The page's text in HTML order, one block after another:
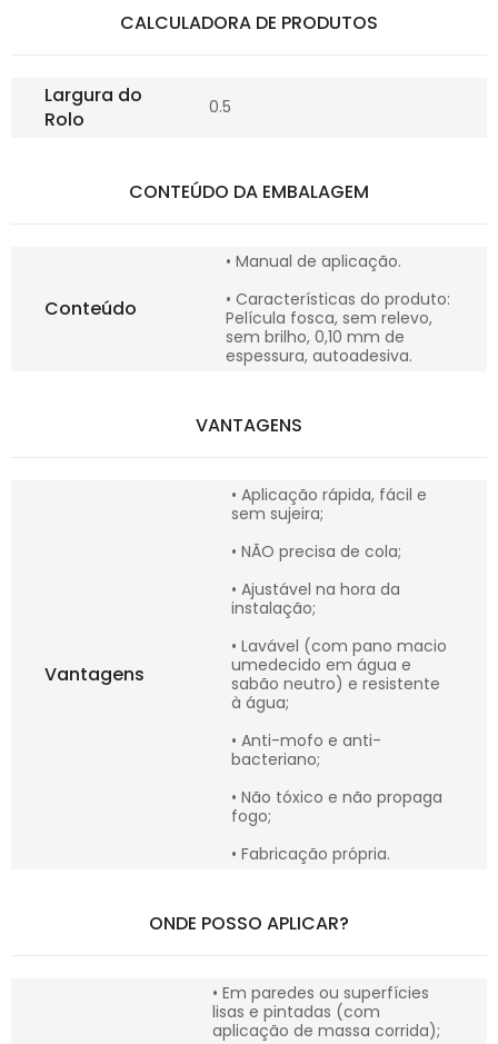
CALCULADORA DE PRODUTOS
Largura do
Rolo
0.5
CONTEÚDO DA EMBALAGEM
Conteúdo
• Manual de aplicação.
• Características do produto:
Película fosca, sem relevo,
sem brilho, 0,10 mm de
espessura, autoadesiva.
VANTAGENS
Vantagens
• Aplicação rápida, fácil e
sem sujeira;
• NÃO precisa de cola;
• Ajustável na hora da
instalação;
• Lavável (com pano macio
umedecido em água e
sabão neutro) e resistente
à água;
• Anti-mofo e anti-
bacteriano;
• Não tóxico e não propaga
fogo;
• Fabricação própria.
ONDE POSSO APLICAR?
• Em paredes ou superfícies
lisas e pintadas (com
aplicação de massa corrida);